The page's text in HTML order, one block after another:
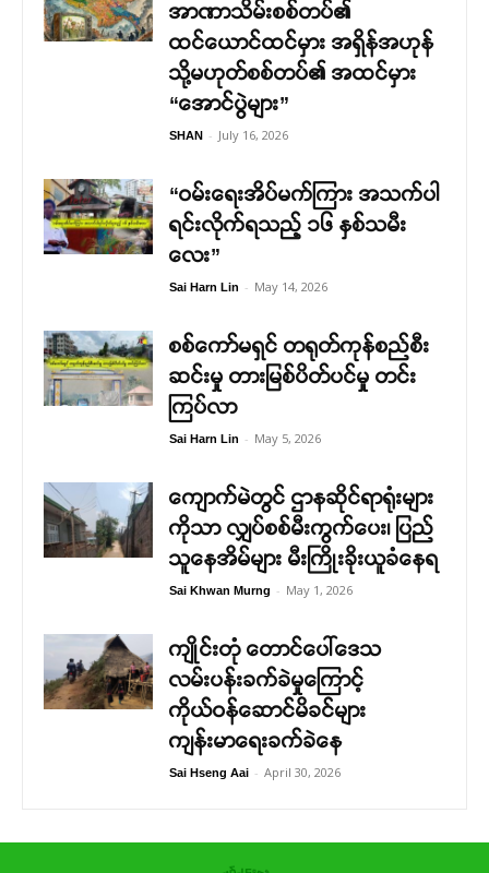
အာဏာသိမ်းစစ်တပ်၏
ထင်ယောင်ထင်မှား အရှိန်အဟုန်
သို့မဟုတ်စစ်တပ်၏ အထင်မှား
“အောင်ပွဲများ”
SHAN - July 16, 2026
“ဝမ်းရေးအိပ်မက်ကြား အသက်ပါ
ရင်းလိုက်ရသည့် ၁၆ နှစ်သမီး
လေး”
Sai Harn Lin - May 14, 2026
စစ်ကော်မရှင် တရုတ်ကုန်စည်စီး
ဆင်းမှု တားမြစ်ပိတ်ပင်မှု တင်း
ကြပ်လာ
Sai Harn Lin - May 5, 2026
ကျောက်မဲတွင် ဌာနဆိုင်ရာရုံးများ
ကိုသာ လျှပ်စစ်မီးကွက်ပေး၊ ပြည်
သူနေအိမ်များ မီးကြိုးခိုးယူခံနေရ
Sai Khwan Murng - May 1, 2026
ကျိုင်းတုံ တောင်ပေါ်ဒေသ
လမ်းပန်းခက်ခဲမှုကြောင့်
ကိုယ်ဝန်ဆောင်မိခင်များ
ကျန်းမာရေးခက်ခဲနေ
Sai Hseng Aai - April 30, 2026